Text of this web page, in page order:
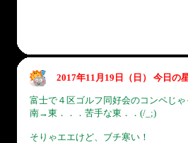
2017年11月19日（日） 今日の
富士で４区ゴルフ同好会のコンペじゃ
南→東．．．苦手な東．．(/_;)
そりゃエエけど、ブチ寒い！